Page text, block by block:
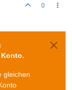
0
gleichen